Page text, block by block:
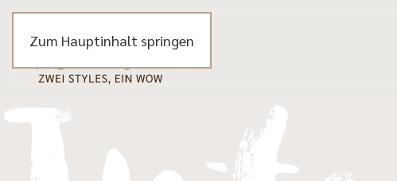
Zum Hauptinhalt springen